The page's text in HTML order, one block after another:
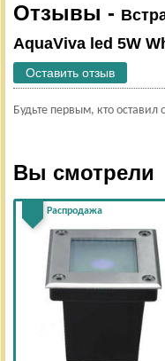
Отзывы -
AquaViva led 5W
Оставить отзыв
Будьте первым, кто оставил
Вы смотрели
Распродажа